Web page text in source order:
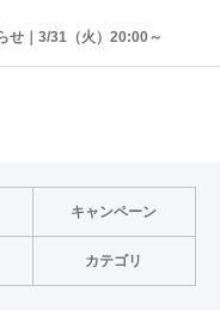
せ｜3/31（火）20:00～
キャンペーン
カテゴリ